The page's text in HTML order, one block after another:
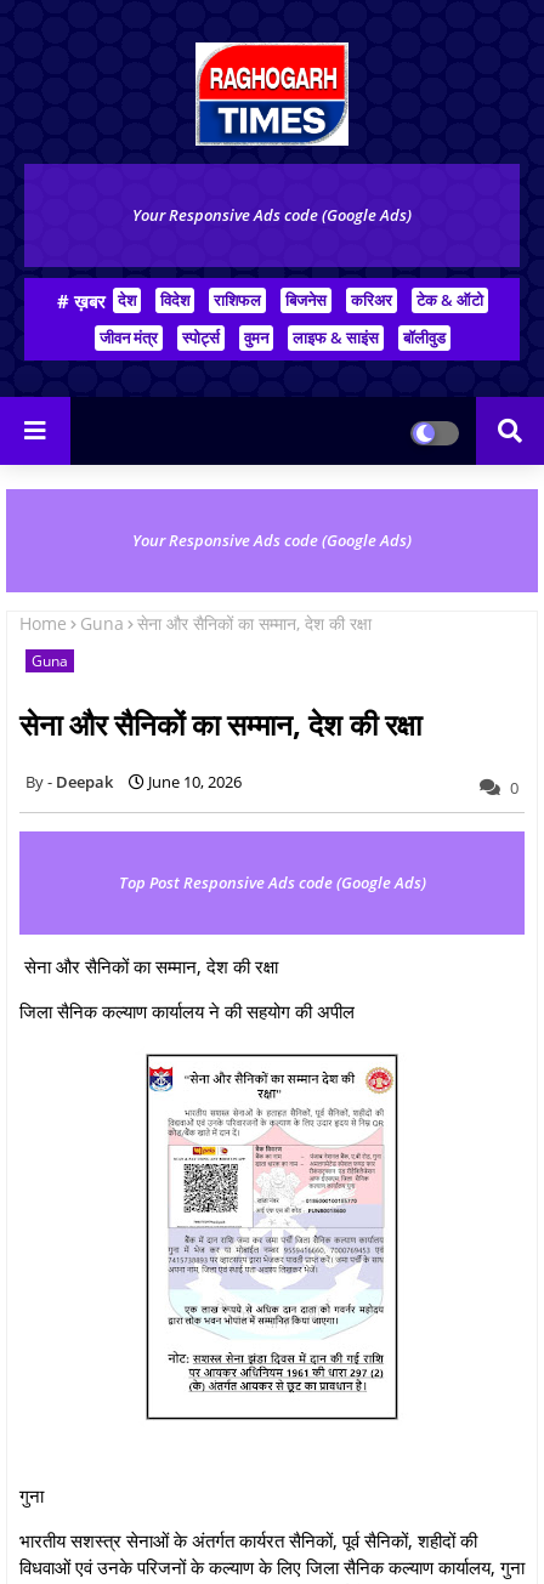
Your Responsive Ads code (Google Ads)
# ख़बर देश विदेश राशिफल बिजनेस करिअर
टेक & ऑटो
जीवन मंत्र
स्पोर्ट्स वुमन लाइफ & साइंस बॉलीवुड
Your Responsive Ads code (Google Ads)
Home Guna सेना और सैनिकों का सम्मान, देश की रक्षा
Guna
सेना और सैनिकों का सम्मान, देश की रक्षा
Deepak June 10, 2026 0
Top Post Responsive Ads code (Google Ads)
सेना और सैनिकों का सम्मान, देश की रक्षा
जिला सैनिक कल्याण कार्यालय ने की सहयोग की अपील
गुना
भारतीय सशस्त्र सेनाओं के अंतर्गत कार्यरत सैनिकों, पूर्व सैनिकों, शहीदों की
विधवाओं एवं उनके परिजनों के कल्याण के लिए जिला सैनिक कल्याण कार्यालय, गुना